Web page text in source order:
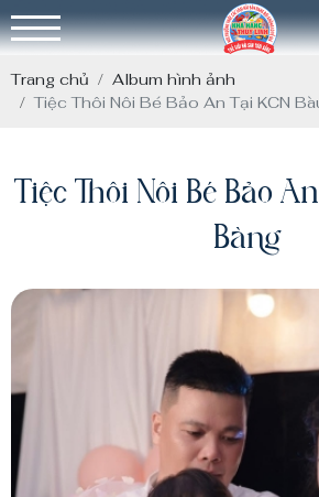
Trang chủ
Album hình ảnh
Tiệc Thôi Nôi Bé Bảo An Tại KCN
Tiệc Thôi Nôi Bé Bảo
Bàng